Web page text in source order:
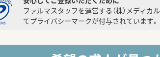
ファルマスタッフを運営する（株）メディ
てプライバシーマークが付与されています。